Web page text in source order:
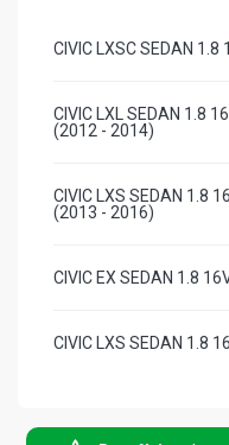
CIVIC LXSC SEDAN
CIVIC LXL SEDAN 1.8
(2012 - 2014)
CIVIC LXS SEDAN 1.8
(2013 - 2016)
CIVIC EX SEDAN 1.8
CIVIC LXS SEDAN 1.8